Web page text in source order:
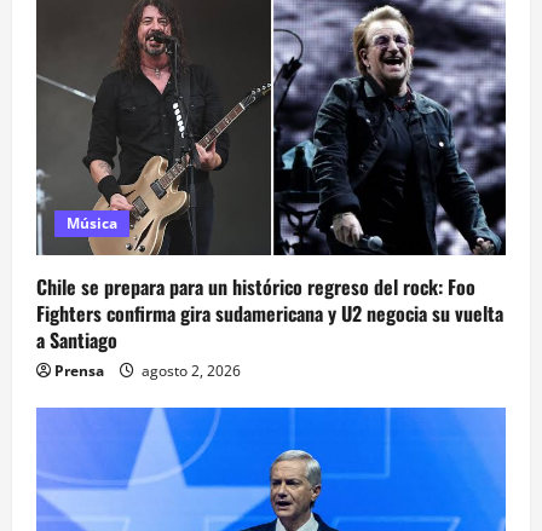
Música
Chile se prepara para un histórico regreso del rock: Foo
Fighters confirma gira sudamericana y U2 negocia su vuelta
a Santiago
Prensa agosto 2, 2026